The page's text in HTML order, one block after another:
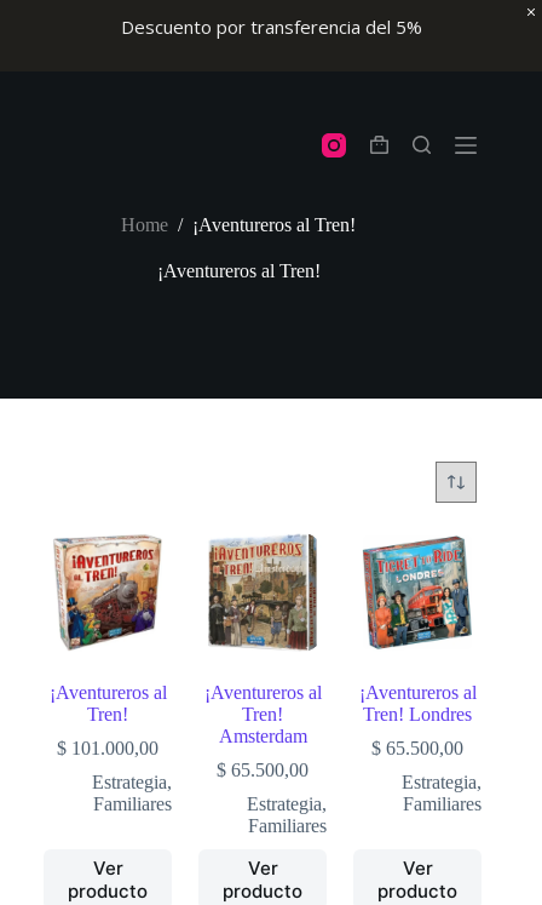
Descuento por transferencia del 5%
Shopping
Home / ¡Aventureros al Tren!
¡Aventureros al Tren!
¡Aventureros al
Tren!
$ 101.000,00
Estrategia,
Familiares
Ver
producto
¡Aventureros al
Tren!
Amsterdam
$ 65.500,00
Estrategia,
Familiares
Ver
producto
¡Aventureros al
Tren! Londres
$ 65.500,00
Estrategia,
Familiares
Ver
producto